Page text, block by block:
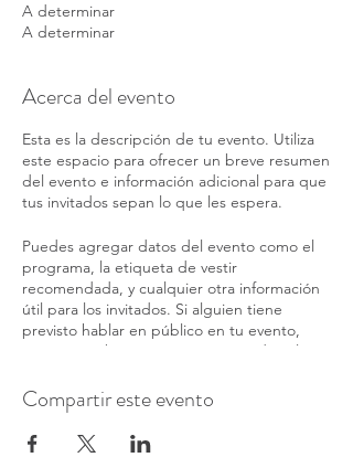
A determinar
A determinar
Acerca del evento
Esta es la descripción de tu evento. Utiliza
este espacio para ofrecer un breve resumen
del evento e información adicional para que
tus invitados sepan lo que les espera.
Puedes agregar datos del evento como el
programa, la etiqueta de vestir
recomendada, y cualquier otra información
útil para los invitados. Si alguien tiene
previsto hablar en público en tu evento,
esta es una buena ocasión para indicar los
biografía. Si el evento está dirigido a un
público específico, lo puedes mencionar
aquí.
Compartir este evento